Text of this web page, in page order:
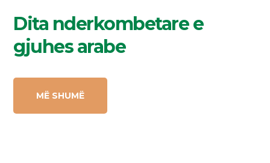
Dita nderkombetare e
gjuhes arabe
MË SHUMË